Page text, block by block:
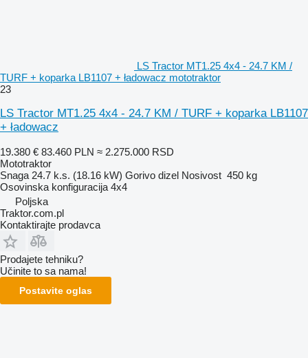
LS Tractor MT1.25 4x4 - 24.7 KM /
TURF + koparka LB1107 + ładowacz mototraktor
23
LS Tractor MT1.25 4x4 - 24.7 KM / TURF + koparka LB1107
+ ładowacz
19.380 € 83.460 PLN ≈ 2.275.000 RSD
Mototraktor
Snaga 24.7 k.s. (18.16 kW) Gorivo dizel Nosivost 450 kg
Osovinska konfiguracija 4x4
Poljska
Traktor.com.pl
Kontaktirajte prodavca
Prodajete tehniku?
Učinite to sa nama!
Postavite oglas